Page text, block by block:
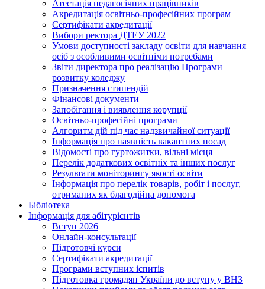
Атестація педагогічних працівників
Акредитація освітньо-професійних програм
Сертифікати акредитації
Вибори ректора ДТЕУ 2022
Умови доступності закладу освіти для навчання
осіб з особливими освітніми потребами
Звіти директора про реалізацію Програми
розвитку коледжу
Призначення стипендій
Фінансові документи
Запобігання і виявлення корупції
Освітньо-професійні програми
Алгоритм дій під час надзвичайної ситуації
Інформація про наявність вакантних посад
Відомості про гуртожитки, вільні місця
Перелік додаткових освітніх та інших послуг
Результати моніторингу якості освіти
Інформація про перелік товарів, робіт і послуг,
отриманих як благодійна допомога
Бібліотека
Інформація для абітурієнтів
Вступ 2026
Онлайн-консультації
Підготовчі курси
Сертифікати акредитації
Програми вступних іспитів
Підготовка громадян України до вступу у ВНЗ